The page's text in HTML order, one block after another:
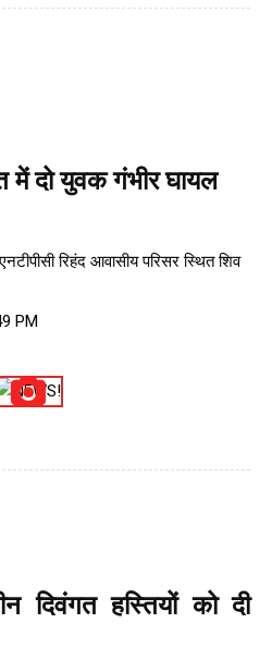
दो युवक गंभीर घायल
रिहंद आवासीय परिसर स्थित शिव
PM
हस्तियों को दी